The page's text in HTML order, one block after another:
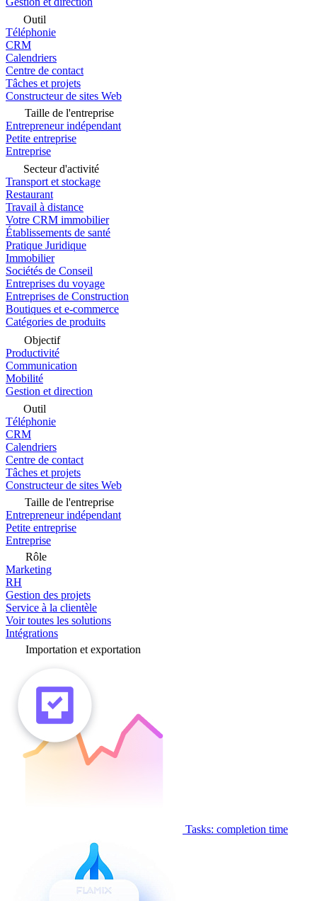
Outil
Téléphonie
CRM
Calendriers
Centre de contact
Tâches et projets
Constructeur de sites Web
Taille de l'entreprise
Entrepreneur indépendant
Petite entreprise
Entreprise
Secteur d'activité
Transport et stockage
Restaurant
Travail à distance
Votre CRM immobilier
Établissements de santé
Pratique Juridique
Immobilier
Sociétés de Conseil
Entreprises du voyage
Entreprises de Construction
Boutiques et e-commerce
Catégories de produits
Objectif
Productivité
Communication
Mobilité
Gestion et direction
Outil
Téléphonie
CRM
Calendriers
Centre de contact
Tâches et projets
Constructeur de sites Web
Taille de l'entreprise
Entrepreneur indépendant
Petite entreprise
Entreprise
Rôle
Marketing
RH
Gestion des projets
Service à la clientèle
Voir toutes les solutions
Intégrations
Importation et exportation
Tasks: completion time